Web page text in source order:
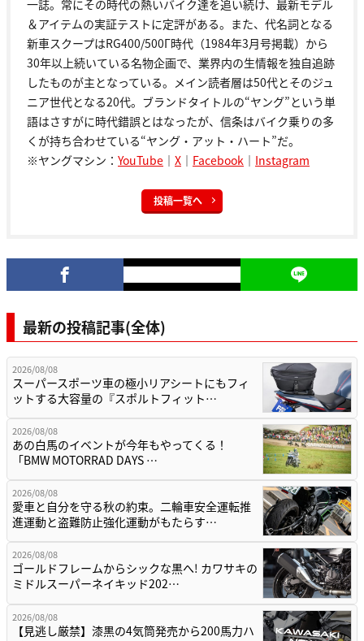
一誌。常にその時代の熱いバイク達を追い続け、最新モデル
＆アイテムの実証テストに定評がある。また、代名詞となる
新車スクープはRG400/500Γ時代（1984年3月号掲載）から
30年以上続いている名物企画で、業界内の生情報を独自追跡
したものが主となっている。メイン読者層は50代とそのジュ
ニア世代となる20代。ブランドタイトルの“ヤング”という単
語はさすがに時代錯誤とはなったが、信条はバイク乗りの多
くが持ち合わせている“ヤング・アット・ハート”だ。
※ヤングマシン： YouTube ｜ X ｜ Facebook ｜ Instagram
投稿一覧へ
最新の投稿記事(全体)
2026/08/08
スーパースポーツ車の極小リアシートにもフィ
ットする大容量の『スポルトフィット…
2026/08/08
あの白馬のイベントが今年もやってくる！
「BMW MOTORRAD DAYS …
2026/08/08
愛車と自分を守る秋の約束。二輪車安全運転推
進運動と盗難防止強化運動がもたらす…
2026/08/08
ゴールドフレームからシックな黒へ! カワサキの
ミドルスーパーネイキッド202…
2026/08/08
【見逃し厳禁】漆黒の4気筒発売から200馬力ハ